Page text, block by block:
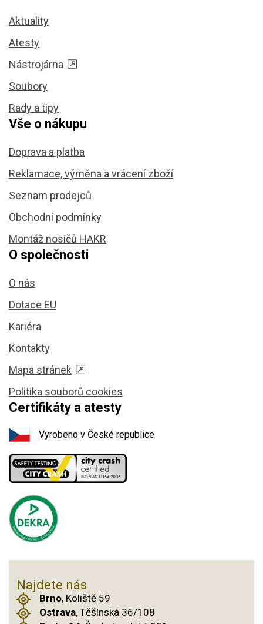
Aktuality
Atesty
Nástrojárna
Soubory
Rady a tipy
Vše o nákupu
Doprava a platba
Reklamace, výměna a vrácení zboží
Seznam prodejců
Obchodní podmínky
Montáž nosičů HAKR
O společnosti
O nás
Dotace EU
Kariéra
Kontakty
Mapa stránek
Politika souborů cookies
Certifikáty a atesty
Vyrobeno v České republice
Najdete nás
Brno, Koliště 59
Ostrava, Těšínská 36/108